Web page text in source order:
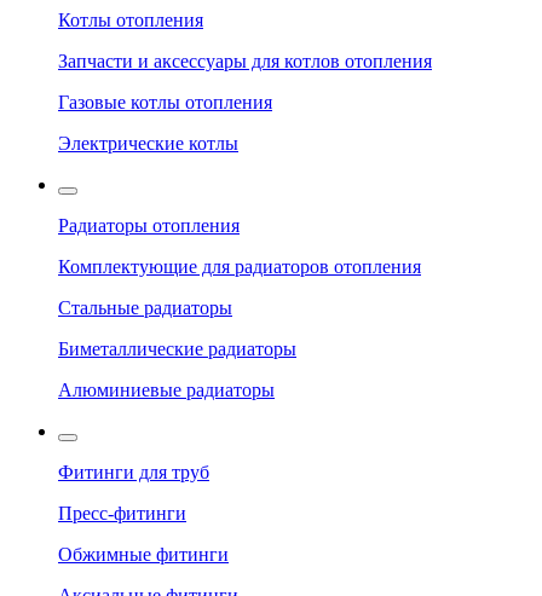
Котлы отопления
Запчасти и аксессуары для котлов отопления
Газовые котлы отопления
Электрические котлы
Радиаторы отопления
Комплектующие для радиаторов отопления
Стальные радиаторы
Биметаллические радиаторы
Алюминиевые радиаторы
Фитинги для труб
Пресс-фитинги
Обжимные фитинги